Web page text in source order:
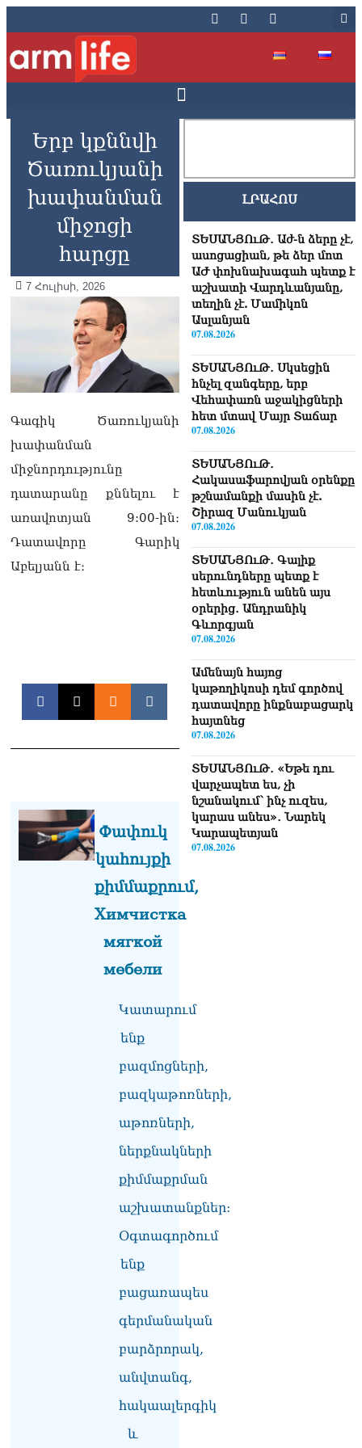
Երբ կքննվի
Ծառուկյանի
խափանման
միջոցի
հարցը
7 Հուլիսի, 2026
Գագիկ Ծառուկյանի
խափանման
միջնորդությունը
դատարանը քննելու է
առավոտյան 9:00-ին։
Դատավորը Գարիկ
Աբելյանն է։
Փափուկ
կահույքի
քիմմաքրում,
Химчистка
мягкой
мебели
Կատարում
ենք
բազմոցների,
բազկաթոռների,
աթոռների,
ներքնակների
քիմմաքրման
աշխատանքներ:
Օգտագործում
ենք
բացառապես
գերմանական
բարձրորակ,
անվտանգ,
հակաալերգիկ
և
ԼՐԱՀՈՍ
ՏԵՍԱՆՅՈւԹ․ Աժ-ն ձերը չէ,
ասոցացիան, թե ձեր մոտ
ԱԺ փոխնախագահ պետք է
աշխատի Վարդևանյանը,
տեղին չէ. Մամիկոն
Ասլանյան
07.08.2026
ՏԵՍԱՆՅՈւԹ․ Սկսեցին
հնչել զանգերը, երբ
Վեհափառն աջակիցների
հետ մտավ Մայր Տաճար
07.08.2026
ՏԵՍԱՆՅՈւԹ․
Հակասաֆարովյան օրենքը
թշնամանքի մասին չէ.
Շիրազ Մանուկյան
07.08.2026
ՏԵՍԱՆՅՈւԹ․ Գալիք
սերունդները պետք է
հետևություն անեն այս
օրերից․ Անդրանիկ
Գևորգյան
07.08.2026
Ամենայն հայոց
կաթողիկոսի դեմ գործով
դատավորը ինքնաբացարկ
հայտնեց
07.08.2026
ՏԵՍԱՆՅՈւԹ․ «Եթե դու
վարչապետ ես, չի
նշանակում՝ ինչ ուզես,
կարաս անես»․ Նարեկ
Կարապետյան
07.08.2026
Խայտառակություն է, մի
հատ ուշադիր լսեք՝
վեհափառ»
հոծ բազմության միջով
Կաթողիկոսը մտավ
դատարան
07.08.2026
են, որ կանխել են
ապօրինի արտահանումը
07.08.2026
Ուղիղ միացում․ ԱՄՈԹԻ
ՏԵՍԱՆՅՈւԹ․ «Այսօր ձեզ
համար ազգային ամոթի
օ՞ր է»․ լրագրողը՝ ՔՊ-
Ռուզաննա Երեմյանին